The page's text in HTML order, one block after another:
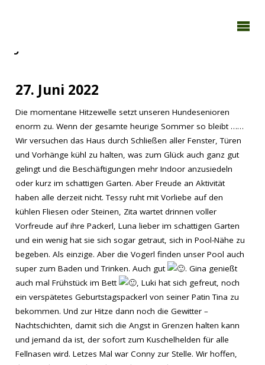
27. Juni 2022
Die momentane Hitzewelle setzt unseren Hundesenioren
enorm zu. Wenn der gesamte heurige Sommer so bleibt ……
Wir versuchen das Haus durch Schließen aller Fenster, Türen
und Vorhänge kühl zu halten, was zum Glück auch ganz gut
gelingt und die Beschäftigungen mehr Indoor anzusiedeln
oder kurz im schattigen Garten. Aber Freude an Aktivität
haben alle derzeit nicht. Tessy ruht mit Vorliebe auf den
kühlen Fliesen oder Steinen, Zita wartet drinnen voller
Vorfreude auf ihre Packerl, Luna lieber im schattigen Garten
und ein wenig hat sie sich sogar getraut, sich in Pool-Nähe zu
begeben. Als einzige. Aber die Vogerl finden unser Pool auch
super zum Baden und Trinken. Auch gut
. Gina genießt
auch mal Frühstück im Bett
, Luki hat sich gefreut, noch
ein verspätetes Geburtstagspackerl von seiner Patin Tina zu
bekommen. Und zur Hitze dann noch die Gewitter –
Nachtschichten, damit sich die Angst in Grenzen halten kann
und jemand da ist, der sofort zum Kuschelhelden für alle
Fellnasen wird. Letzes Mal war Conny zur Stelle. Wir hoffen,